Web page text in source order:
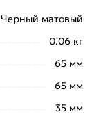
Черный матовый
0.06 кг
65 мм
65 мм
35 мм